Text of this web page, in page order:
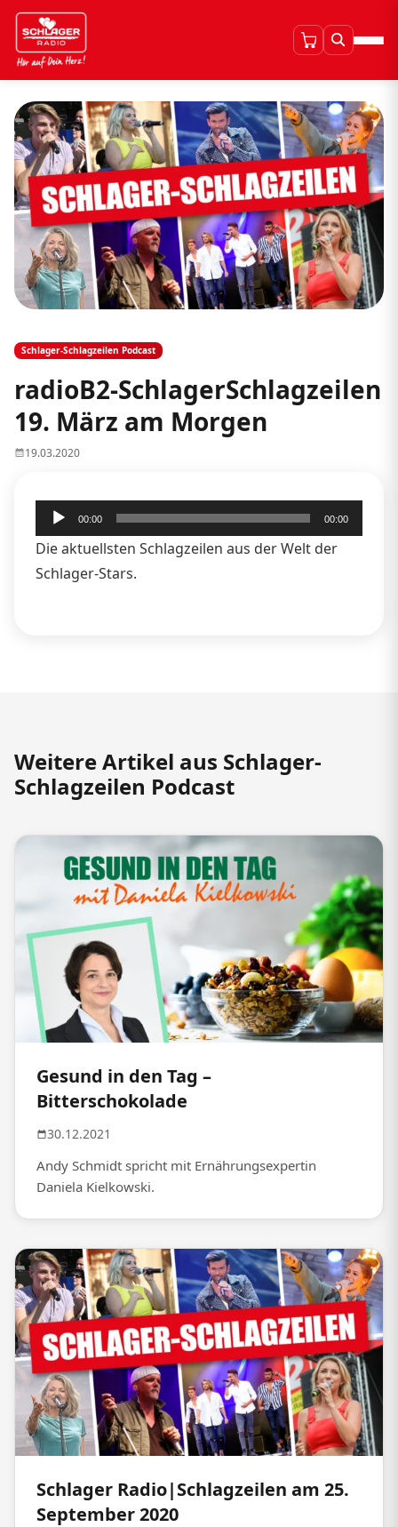
Schlager-Schlagzeilen Podcast
radioB2-SchlagerSchlagzeilen
19. März am Morgen
19.03.2020
Audio-
Player
00:00 00:00
Die aktuellsten Schlagzeilen aus der Welt der
Schlager-Stars.
Weitere Artikel aus Schlager-
Schlagzeilen Podcast
Gesund in den Tag –
Bitterschokolade
30.12.2021
Andy Schmidt spricht mit Ernährungsexpertin
Daniela Kielkowski.
Schlager Radio|Schlagzeilen am 25.
September 2020